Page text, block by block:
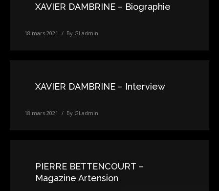
XAVIER DAMBRINE – Biographie
18 mars 2021 By GLadmin
XAVIER DAMBRINE – Interview
18 mars 2021 By GLadmin
PIERRE BETTENCOURT –
Magazine Artension